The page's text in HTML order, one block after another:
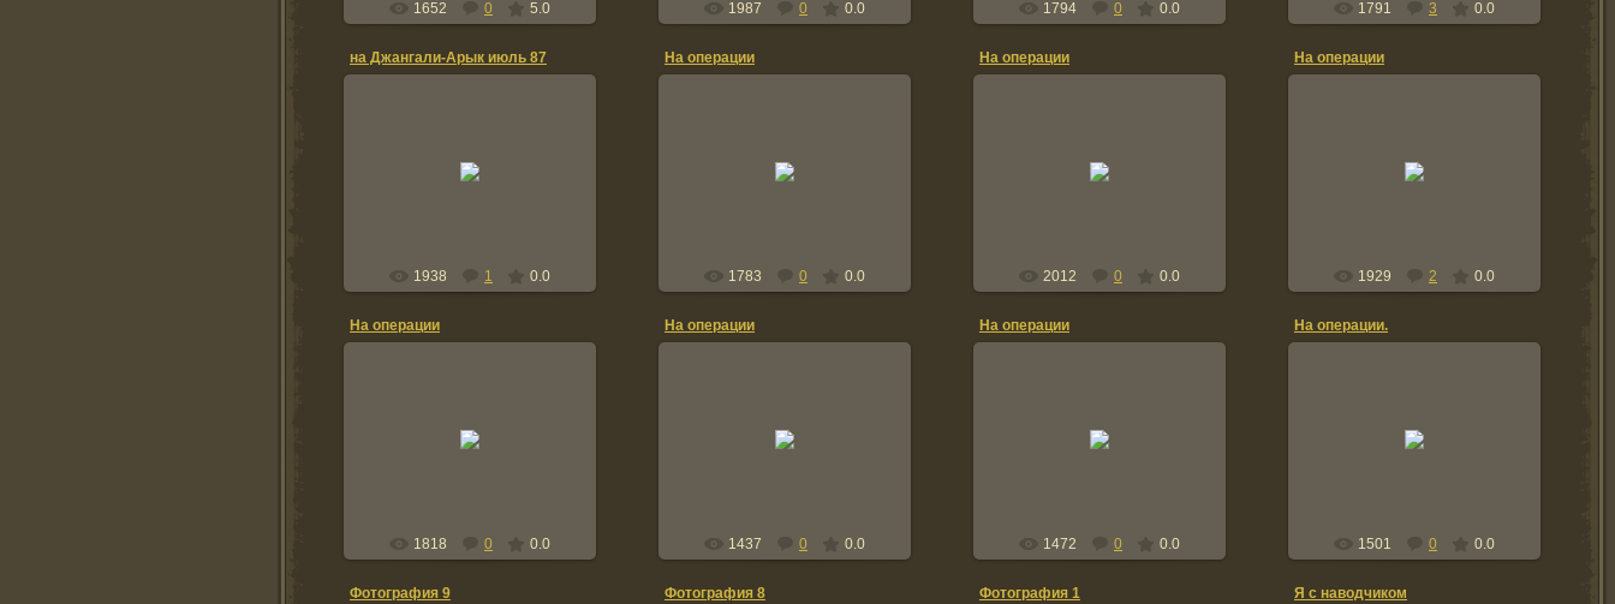
1652 0 5.0 1987 0 0.0 1794 0 0.0 1791 3 0.0
на Джангали-Арык июль 87
2 ПЗ, Сергей Маркович, Саша
Коновалов, Андрей Кубышкин....
1938 1 0.0
На операции
1783 0 0.0
На операции
Сергей Олишевский,мой наводчик,
Украина, Кировоградская обл.
2012 0 0.0
На операции
Владимир Шипунов Курганская
обл.
1929 2 0.0
На операции
1818 0 0.0
На операции
Ожидаем дембель.
1437 0 0.0
На операции
1472 0 0.0
На операции.
наводчик и Володя Шипунов,и
1501 0 0.0
Фотография 9 Фотография 8 Фотография 1 Я с наводчиком